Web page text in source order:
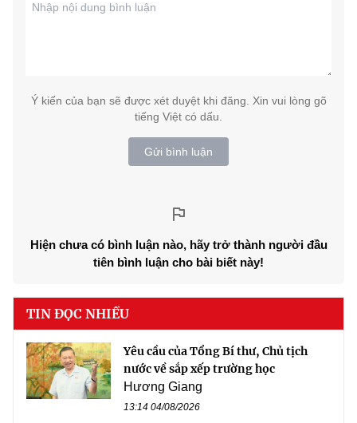
Ý kiến của bạn sẽ được xét duyệt khi đăng. Xin vui lòng gõ
tiếng Việt có dấu.
Gửi bình luận
Hiện chưa có bình luận nào, hãy trở thành người đầu
tiên bình luận cho bài biết này!
TIN ĐỌC NHIỀU
Yêu cầu của Tổng Bí thư, Chủ tịch
nước về sắp xếp trường học
Hương Giang
13:14 04/08/2026